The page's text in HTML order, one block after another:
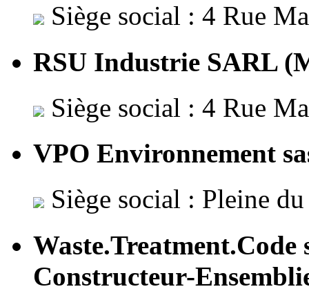
Siège social : 4 Rue
RSU Industrie SARL
Siège social : 4 Rue
VPO Environnement
Siège social : Pleine
Waste.Treatment.Code
Constructeur-